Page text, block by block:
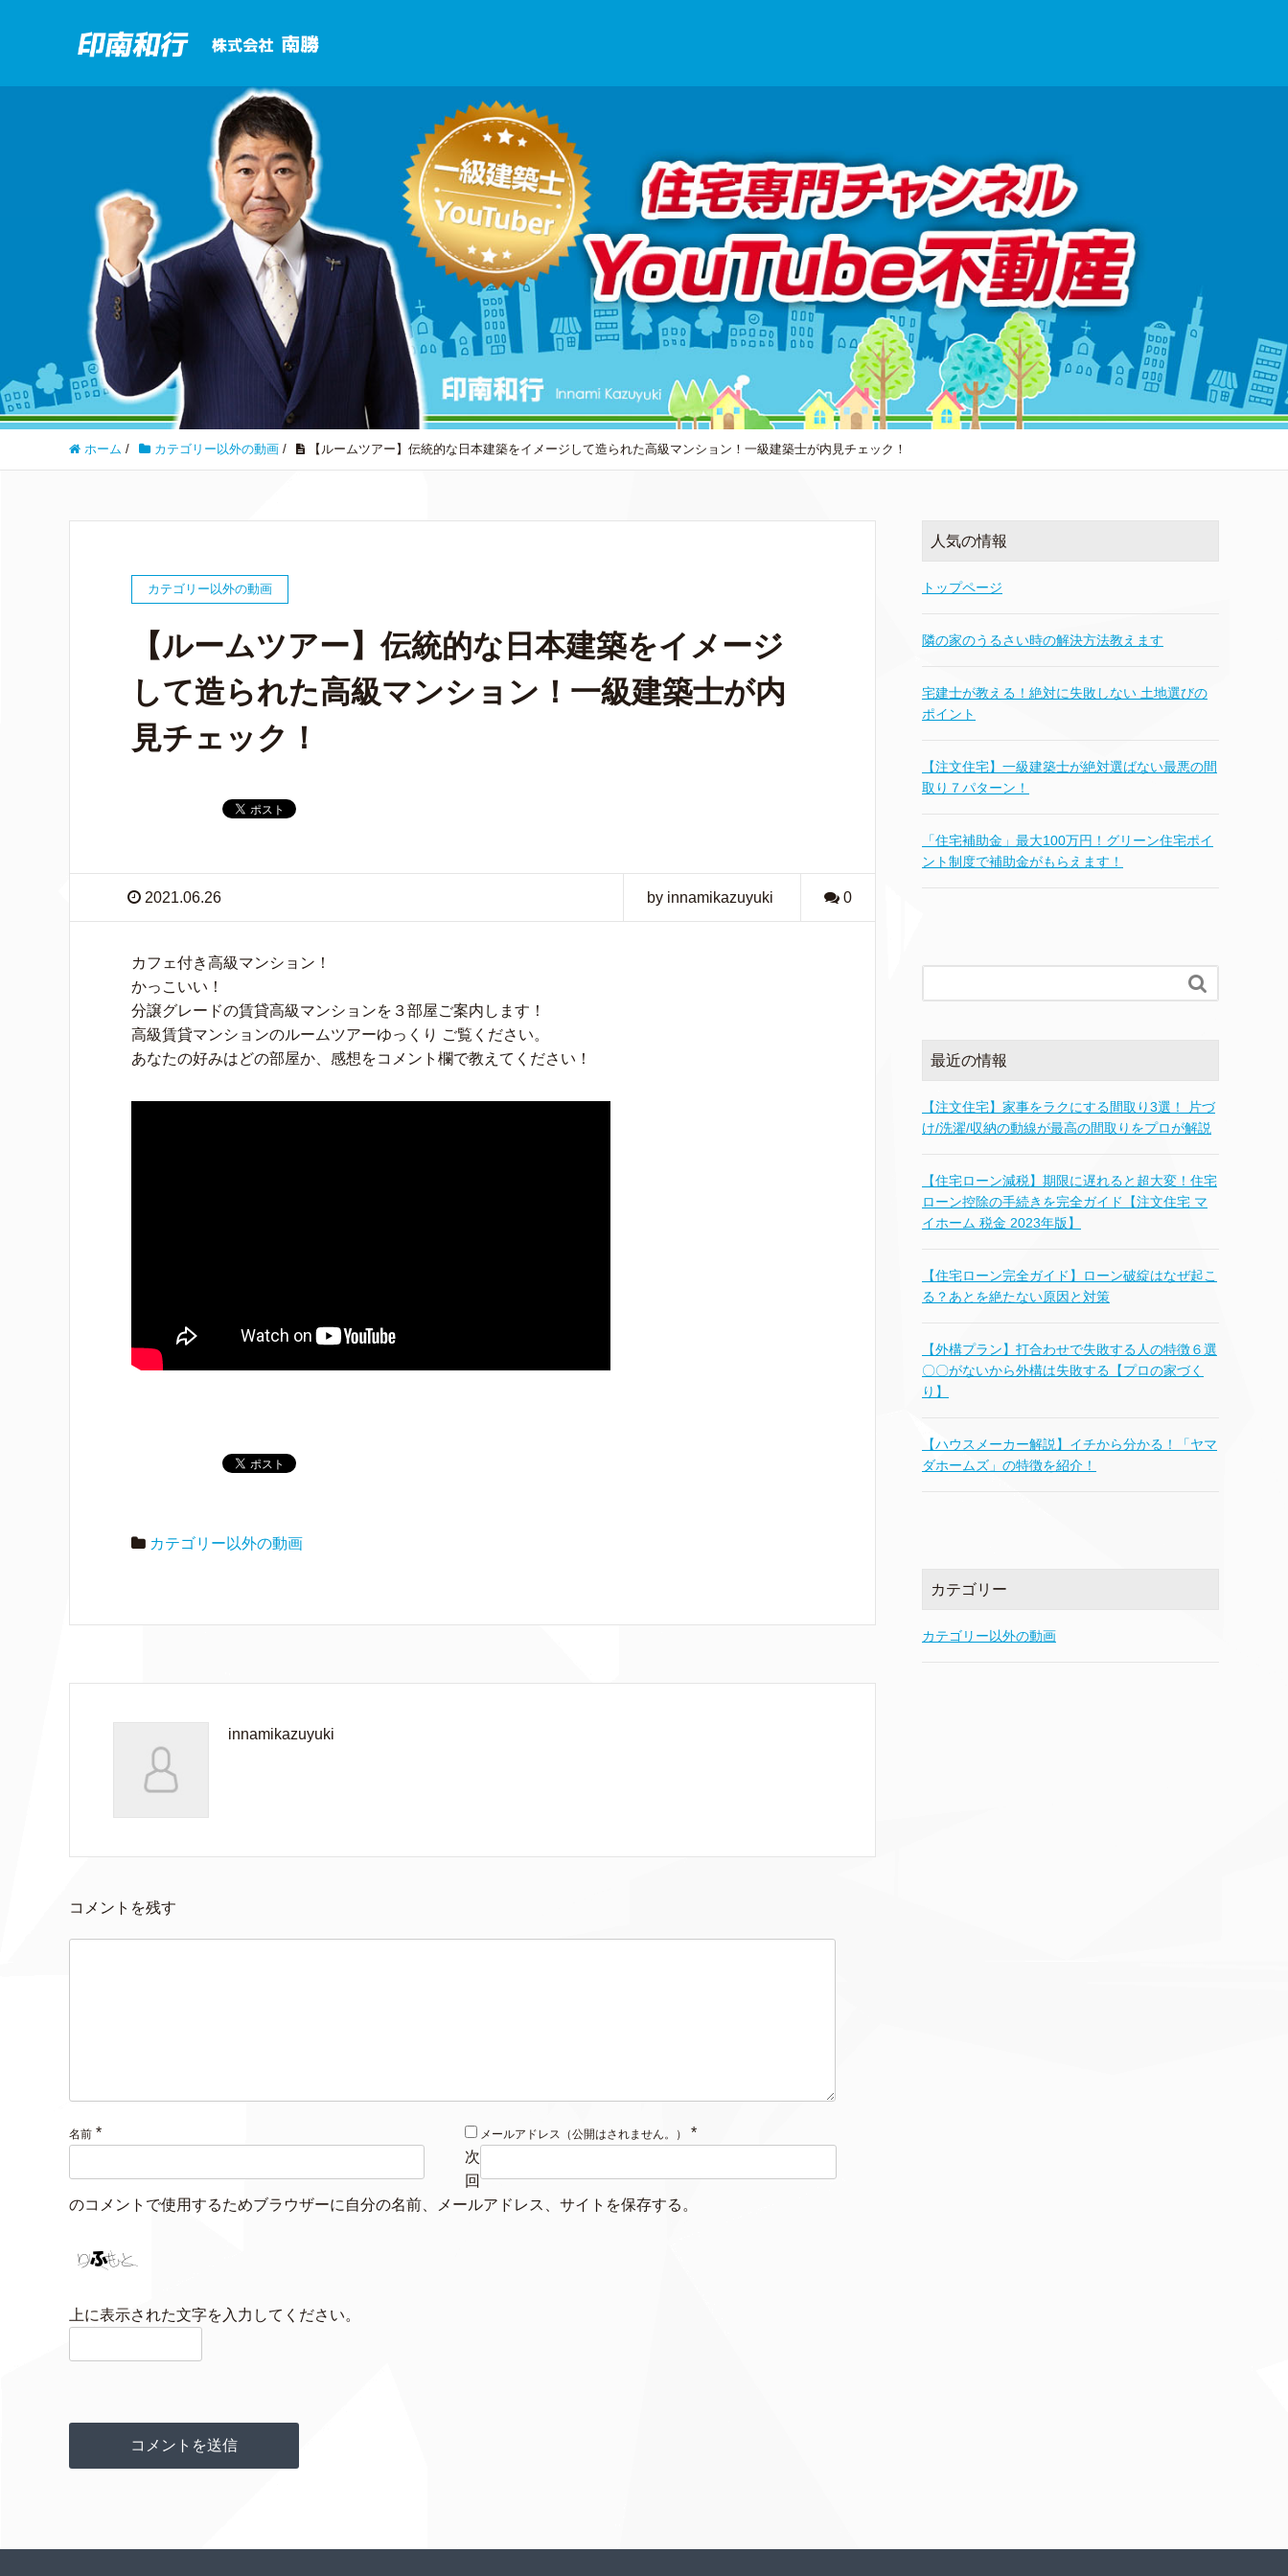
ホーム / カテゴリー以外の動画 / 【ルームツアー】伝統的な日本建築をイメージして造られた高級マンション！一級建築士が内見チェック！
カテゴリー以外の動画
【ルームツアー】伝統的な日本建築をイメージ
して造られた高級マンション！一級建築士が内
見チェック！
2021.06.26 by innamikazuyuki 0
カフェ付き高級マンション！
かっこいい！
分譲グレードの賃貸高級マンションを３部屋ご案内します！
高級賃貸マンションのルームツアーゆっくり ご覧ください。
あなたの好みはどの部屋か、感想をコメント欄で教えてください！
カテゴリー以外の動画
innamikazuyuki
コメントを残す
名前 * メールアドレス（公開はされません。）
*
次
回
のコメントで使用するためブラウザーに自分の名前、メールアドレス、サイトを保存する。
上に表示された文字を入力してください。
人気の情報
トップページ
隣の家のうるさい時の解決方法教えます
宅建士が教える！絶対に失敗しない 土地選びの
ポイント
【注文住宅】一級建築士が絶対選ばない最悪の間
取り７パターン！
「住宅補助金」最大100万円！グリーン住宅ポイ
ント制度で補助金がもらえます！

最近の情報
【注文住宅】家事をラクにする間取り3選！ 片づ
け/洗濯/収納の動線が最高の間取りをプロが解説
【住宅ローン減税】期限に遅れると超大変！住宅
ローン控除の手続きを完全ガイド【注文住宅 マ
イホーム 税金 2023年版】
【住宅ローン完全ガイド】ローン破綻はなぜ起こ
る？あとを絶たない原因と対策
【外構プラン】打合わせで失敗する人の特徴６選
〇〇がないから外構は失敗する【プロの家づく
り】
【ハウスメーカー解説】イチから分かる！「ヤマ
ダホームズ」の特徴を紹介！
カテゴリー
カテゴリー以外の動画